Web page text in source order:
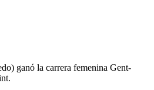
ganó la carrera femenina Gent-